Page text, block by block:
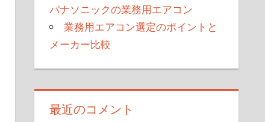
パナソニックの業務用エアコン
業務用エアコン選定のポイントと
メーカー比較
最近のコメント